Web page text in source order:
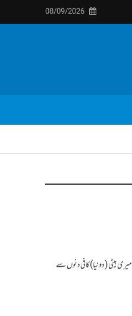
08/09/2026
بیٹی( دونیا )کافی دنوں سے